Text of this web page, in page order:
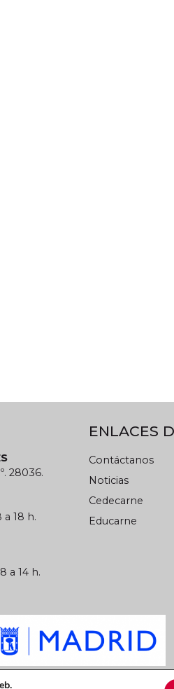
28036.
a 18 h.
a 14 h.
ENLACES
Contáctanos
Noticias
Cedecarne
Educarne
de cookies